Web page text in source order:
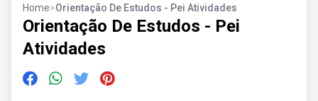
Home>Orientação De Estudos - Pei Atividades
Orientação De Estudos - Pei
Atividades